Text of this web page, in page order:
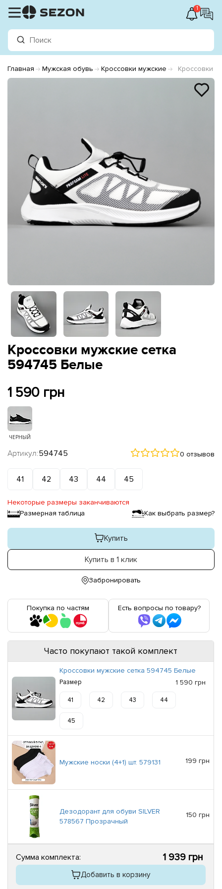
1
Главная Мужская обувь Кроссовки мужские Кроссовки
Кроссовки мужские сетка
594745 Белые
1 590 грн
ЧЕРНЫЙ
Артикул:594745 0 отзывов
41 42 43 44 45
Некоторые размеры заканчиваются
Размерная таблица
Как выбрать размер?
Купить
Купить в 1 клик
Забронировать
Покупка по частям Есть вопросы по товару?
Часто покупают такой комплект
Кроссовки мужские сетка 594745 Белые
Размер 1 590 грн
41 42 43 44
45
Мужские носки (4+1) шт. 579131 199 грн
Дезодорант для обуви SILVER
578567 Прозрачный
150 грн
Сумма комплекта: 1 939 грн
Добавить в корзину